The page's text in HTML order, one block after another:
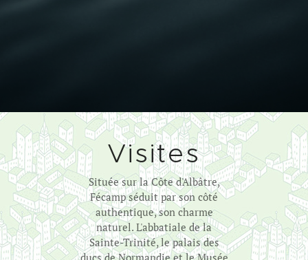
Visites
Située sur la Côte d'Albâtre,
Fécamp séduit par son côté
authentique, son charme
naturel. L'abbatiale de la
Sainte-Trinité, le palais des
ducs de Normandie et le Musée